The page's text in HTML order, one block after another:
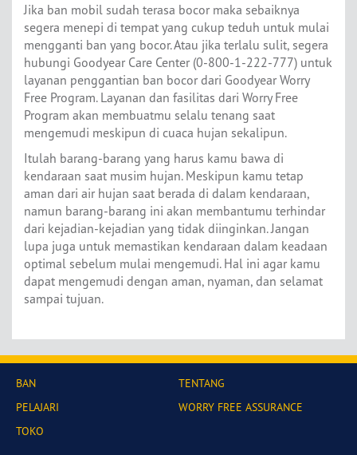
Jika ban mobil sudah terasa bocor maka sebaiknya
segera menepi di tempat yang cukup teduh untuk mulai
mengganti ban yang bocor. Atau jika terlalu sulit, segera
hubungi Goodyear Care Center (0-800-1-222-777) untuk
layanan penggantian ban bocor dari Goodyear Worry
Free Program. Layanan dan fasilitas dari Worry Free
Program akan membuatmu selalu tenang saat
mengemudi meskipun di cuaca hujan sekalipun.
Itulah barang-barang yang harus kamu bawa di
kendaraan saat musim hujan. Meskipun kamu tetap
aman dari air hujan saat berada di dalam kendaraan,
namun barang-barang ini akan membantumu terhindar
dari kejadian-kejadian yang tidak diinginkan. Jangan
lupa juga untuk memastikan kendaraan dalam keadaan
optimal sebelum mulai mengemudi. Hal ini agar kamu
dapat mengemudi dengan aman, nyaman, dan selamat
sampai tujuan.
BAN
PELAJARI
TOKO
TENTANG
WORRY FREE ASSURANCE